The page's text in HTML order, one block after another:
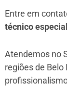
Entre em
técnico
Atendemos no
regiões de Belo